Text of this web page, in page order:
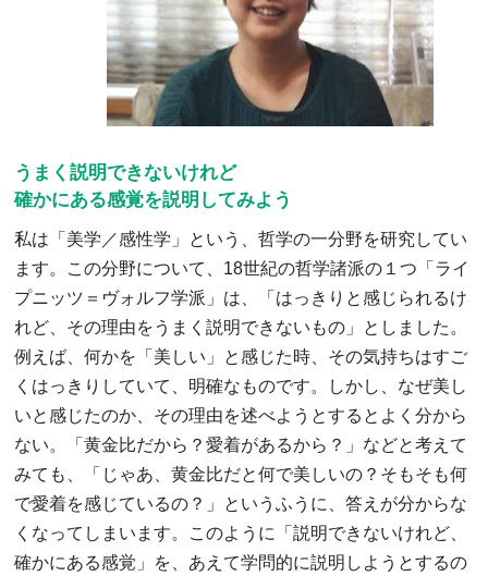
うまく説明できないけれど
確かにある感覚を説明してみよう
私は「美学／感性学」という、哲学の一分野を研究してい
ます。この分野について、18世紀の哲学諸派の１つ「ライ
プニッツ＝ヴォルフ学派」は、「はっきりと感じられるけ
れど、その理由をうまく説明できないもの」としました。
例えば、何かを「美しい」と感じた時、その気持ちはすご
くはっきりしていて、明確なものです。しかし、なぜ美し
いと感じたのか、その理由を述べようとするとよく分から
ない。「黄金比だから？愛着があるから？」などと考えて
みても、「じゃあ、黄金比だと何で美しいの？そもそも何
で愛着を感じているの？」というふうに、答えが分からな
くなってしまいます。このように「説明できないけれど、
確かにある感覚」を、あえて学問的に説明しようとするの